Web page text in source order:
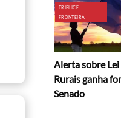
TRÍPLICE
FRONTEIRA
Alerta sobre Lei
Rurais ganha
Senado